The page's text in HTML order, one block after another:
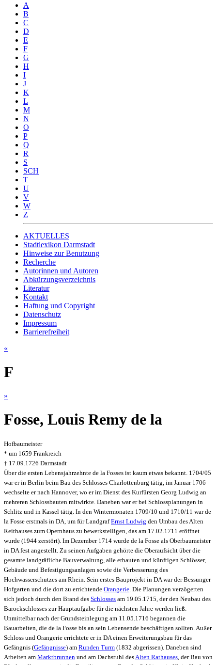
A
B
C
D
E
F
G
H
I
J
K
L
M
N
O
P
Q
R
S
SCH
T
U
V
W
Z
AKTUELLES
Stadtlexikon Darmstadt
Hinweise zur Benutzung
Recherche
Autorinnen und Autoren
Abkürzungsverzeichnis
Literatur
Kontakt
Haftung und Copyright
Datenschutz
Impressum
Barrierefreiheit
«
F
»
Fosse, Louis Remy de la
Hofbaumeister
* um 1659 Frankreich
† 17.09.1726 Darmstadt
Über die ersten Lebensjahrzehnte de la Fosses ist kaum etwas bekannt. 1704/05
war er in Berlin beim Bau des Schlosses Charlottenburg tätig, im Januar 1706
wechselte er nach Hannover, wo er im Dienst des Kurfürsten Georg Ludwig an
mehreren Schlossbauten mitwirkte. Daneben war er bei Schlossplanungen in
Schlitz und in Kassel tätig. In den Wintermonaten 1709/10 und 1710/11 war de
la Fosse erstmals in DA, um für LandgrafErnst Ludwig den Umbau des Alten
Reithauses zum Opernhaus zu bewerkstelligen, das am 17.02.1711 eröffnet
wurde (1944 zerstört). Im Dezember 1714 wurde de la Fosse als Oberbaumeister
in DA fest angestellt. Zu seinen Aufgaben gehörte die Oberaufsicht über die
gesamte landgräfliche Bauverwaltung, alle erbauten und künftigen Schlösser,
Gebäude und Befestigungsanlagen sowie die Verbesserung des
Hochwasserschutzes am Rhein. Sein erstes Bauprojekt in DA war der Bessunger
Hofgarten und die dort zu errichtende Orangerie . Die Planungen verzögerten
sich jedoch durch den Brand des Schlosses am 19.05.1715, der den Neubau des
Barockschlosses zur Hauptaufgabe für die nächsten Jahre werden ließ.
Unmittelbar nach der Grundsteinlegung am 11.05.1716 begannen die
Bauarbeiten, die de la Fosse bis an sein Lebensende beschäftigen sollten. Außer
Schloss und Orangerie errichtete er in DA einen Erweiterungsbau für das
Gefängnis (Gefängnisse) am Runden Turm (1832 abgerissen). Daneben sind
Arbeiten am Marktbrunnen und am Dachstuhl des Alten Rathauses , der Bau von